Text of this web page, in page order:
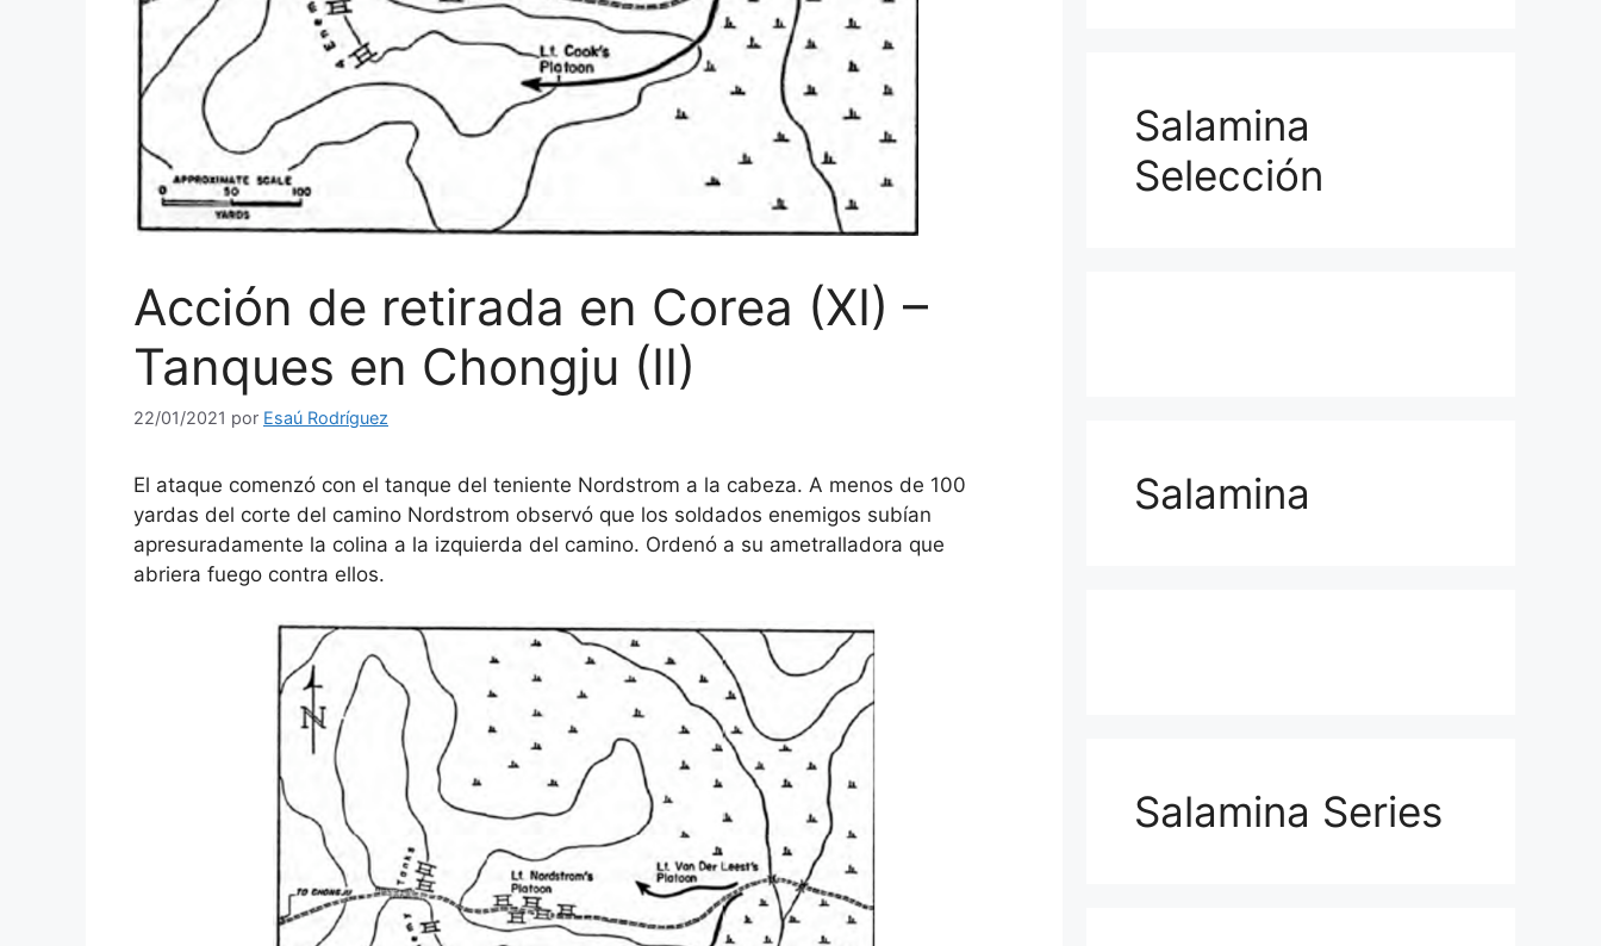
Acción de retirada en Corea (XI) –
Tanques en Chongju (II)
22/01/2021 por Esaú Rodríguez
El ataque comenzó con el tanque del teniente Nordstrom a la cabeza. A menos de 100
yardas del corte del camino Nordstrom observó que los soldados enemigos subían
apresuradamente la colina a la izquierda del camino. Ordenó a su ametralladora que
abriera fuego contra ellos.
Salamina
Selección
Salamina
Salamina Series